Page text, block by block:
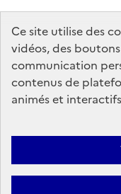
Ce site utilise des
vidéos, des
communication
contenus de
animés et
legifrance.gouv.fr
service-public.gouv.fr
Politique d’utilisation